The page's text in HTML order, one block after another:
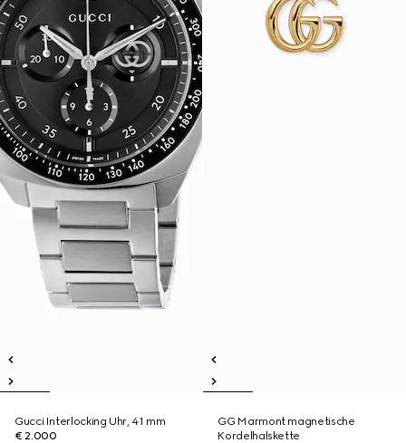
Gucci Interlocking Uhr, 41 mm
€ 2.000
GG Marmont magnetische
Kordelhalskette